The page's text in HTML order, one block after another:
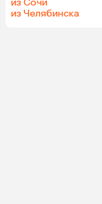
из Челябинска